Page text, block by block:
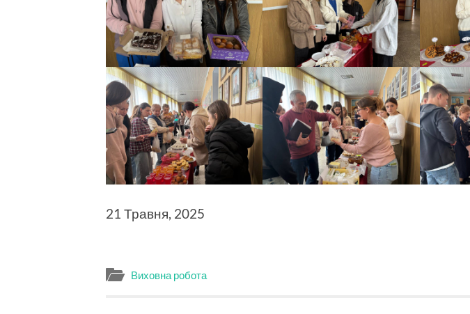
21 Травня, 2025
Виховна робота